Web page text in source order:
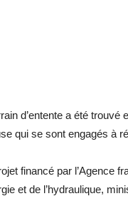
d’entente a été
qui se sont engagés à
financé par l’Agence
et de l’hydraulique,